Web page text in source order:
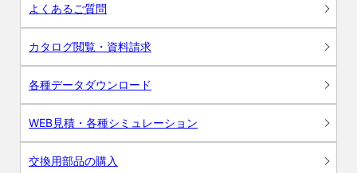
よくあるご質問
カタログ閲覧・資料請求
各種データダウンロード
WEB見積・各種シミュレーション
交換用部品の購入